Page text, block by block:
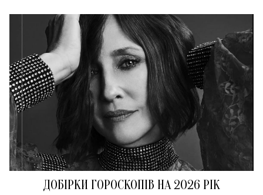
ДОБІРКИ ГОРОСКОПІВ НА 2026 РІК